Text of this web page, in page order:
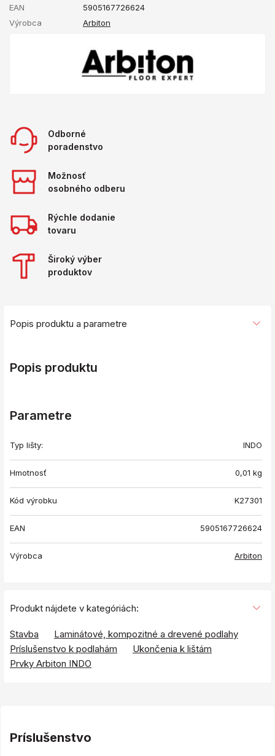
EAN
5905167726624
Výrobca
Arbiton
Odborné
poradenstvo
Možnosť
osobného odberu
Rýchle dodanie
tovaru
Široký výber
produktov
Popis produktu a parametre
Popis produktu
Parametre
Typ lišty: INDO
Hmotnosť 0,01 kg
Kód výrobku K27301
EAN 5905167726624
Výrobca Arbiton
Produkt nájdete v kategóriách:
Stavba
Laminátové, kompozitné a drevené podlahy
Príslušenstvo k podlahám
Ukončenia k lištám
Prvky Arbiton INDO
Príslušenstvo